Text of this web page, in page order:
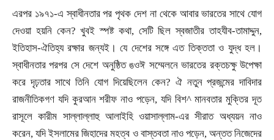
এরপর ১৯৭১-এ স্বাধীনতার পর পৃথক দেশ না থেকে আবার ভারতের সাথে যোগ
দেওয়া হয়নি কেন?খুবই স্পষ্ট কথা, সেটি ছিল স্বজাতীর তাহযীব-তামাদ্দুন,
ইতিহাস-ঐতিহ্য রক্ষার জন্যই। যে দেশের সঙ্গে এত তিক্ততা ও যুদ্ধ হল।
স্বাধীনতার পরপর সে দেশে অনুষ্ঠিত ঙওঈ সম্মেলনে ভারতের রক্তচক্ষু উপেক্ষা
করে দৃঢ়তার সাথে তিনি যোগ দিয়েছিলেন কেন? ঐ নতুন প্রজন্মের দাবিদার
রাজনীতিকগণ যদি কুরআন শরীফ নাও পড়েন, যদি বিশ^মানবতার মুক্তির দূত
রাসূলে কারীম সাল্লাল্লাহু আলাইহি ওয়াসাল্লাম-এর সীরাত অধ্যয়ন নাও
করেন,যদি ইসলামের জিহাদের মহত্ব ও বাস্তবতা নাও পড়েন, অন্তত নিজেদের